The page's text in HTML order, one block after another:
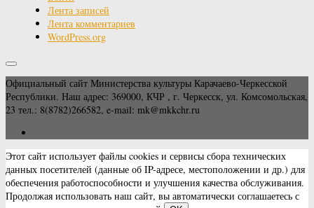
Лента записей
Лента комментариев
WordPress.org
Официальный сайт Министерства культуры Карачаево-Черкесской
Республики. Наш адрес: 369000, КЧР , г. Черкесск, ул. Комсомольская,
23 тел.: 8(8782)266582, e-mail: mk@mkkchr.ru
Этот сайт использует файлы cookies и сервисы сбора технических
данных посетителей (данные об IP-адресе, местоположении и др.) для
обеспечения работоспособности и улучшения качества обслуживания.
Продолжая использовать наш сайт, вы автоматически соглашаетесь с